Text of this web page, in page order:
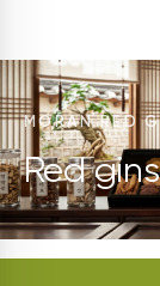
MORAN RED
Red